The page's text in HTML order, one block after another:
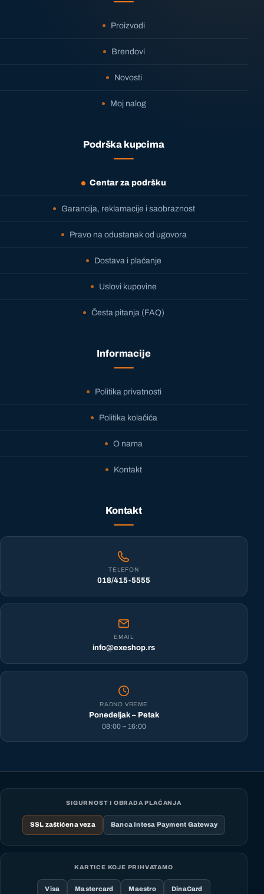
Proizvodi
Brendovi
Novosti
Moj nalog
Podrška kupcima
Centar za podršku
Garancija, reklamacije i saobraznost
Pravo na odustanak od ugovora
Dostava i plaćanje
Uslovi kupovine
Česta pitanja (FAQ)
Informacije
Politika privatnosti
Politika kolačića
O nama
Kontakt
Kontakt
TELEFON
018/415-5555
EMAIL
info@exeshop.rs
RADNO VREME
Ponedeljak – Petak
08:00 – 16:00
SIGURNOST I OBRADA PLAĆANJA
SSL zaštićena veza Banca Intesa Payment Gateway
KARTICE KOJE PRIHVATAMO
Visa Mastercard Maestro DinaCard